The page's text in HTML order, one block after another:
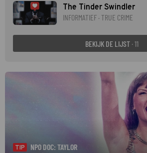
The Tinder Swindler
INFORMATIEF · TRUE CRIME
BEKIJK DE LIJST · 11
TIP
NPO DOC: TAYLOR